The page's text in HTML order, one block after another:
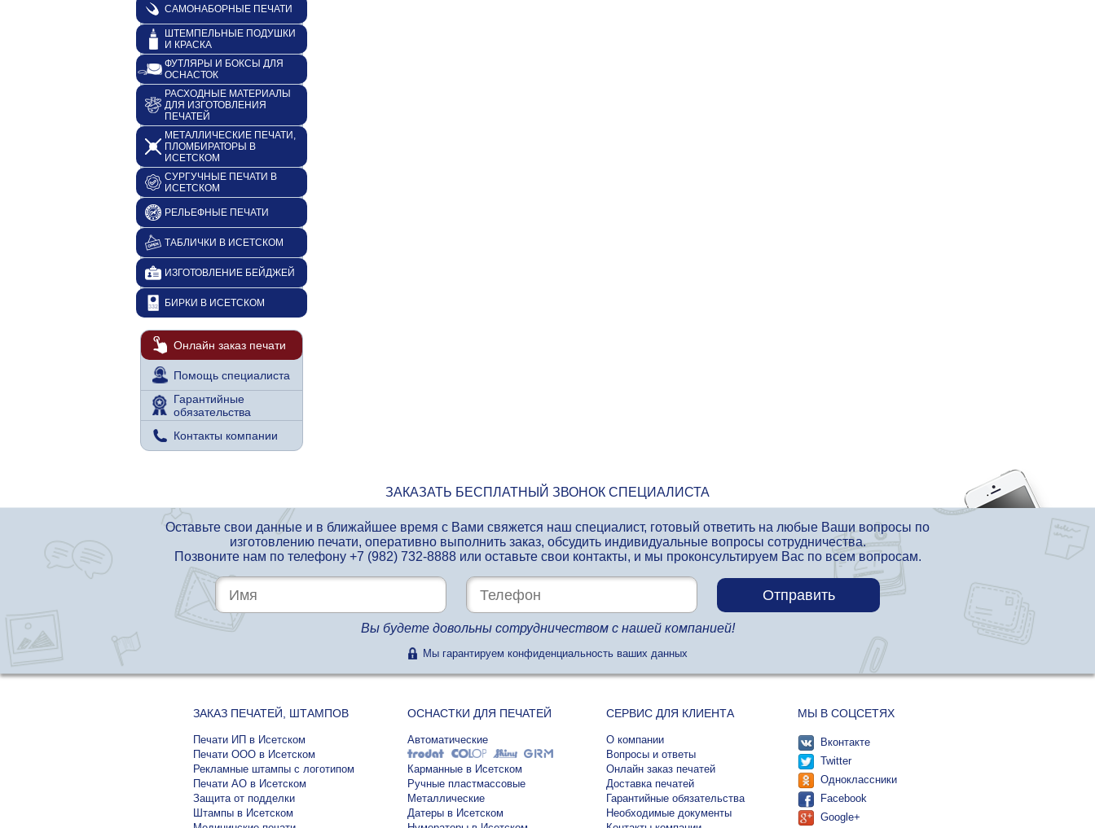
САМОНАБОРНЫЕ ПЕЧАТИ
ШТЕМПЕЛЬНЫЕ ПОДУШКИ
И КРАСКА
ФУТЛЯРЫ И БОКСЫ ДЛЯ
ОСНАСТОК
РАСХОДНЫЕ МАТЕРИАЛЫ
ДЛЯ ИЗГОТОВЛЕНИЯ
ПЕЧАТЕЙ
МЕТАЛЛИЧЕСКИЕ ПЕЧАТИ,
ПЛОМБИРАТОРЫ В
ИСЕТСКОМ
СУРГУЧНЫЕ ПЕЧАТИ В
ИСЕТСКОМ
РЕЛЬЕФНЫЕ ПЕЧАТИ
ТАБЛИЧКИ В ИСЕТСКОМ
ИЗГОТОВЛЕНИЕ БЕЙДЖЕЙ
БИРКИ В ИСЕТСКОМ
Онлайн заказ печати
Помощь специалиста
Гарантийные
обязательства
Контакты компании
ЗАКАЗАТЬ БЕСПЛАТНЫЙ ЗВОНОК СПЕЦИАЛИСТА
Оставьте свои данные и в ближайшее время с Вами свяжется наш специалист, готовый ответить на любые Ваши вопросы по
изготовлению печати, оперативно выполнить заказ, обсудить индивидуальные вопросы сотрудничества.
Позвоните нам по телефону +7 (982) 732-8888или оставьте свои контакты, и мы проконсультируем Вас по всем вопросам.
Вы будете довольны сотрудничеством с нашей компанией!
Мы гарантируем конфиденциальность ваших данных
ЗАКАЗ ПЕЧАТЕЙ, ШТАМПОВ
Печати ИП в Исетском
Печати ООО в Исетском
Рекламные штампы с логотипом
Печати АО в Исетском
Защита от подделки
Штампы в Исетском
ОСНАСТКИ ДЛЯ ПЕЧАТЕЙ
Автоматические
Карманные в Исетском
Ручные пластмассовые
Металлические
Датеры в Исетском
СЕРВИС ДЛЯ КЛИЕНТА
О компании
Вопросы и ответы
Онлайн заказ печатей
Доставка печатей
Гарантийные обязательства
Необходимые документы
МЫ В СОЦСЕТЯХ
Вконтакте
Twitter
Одноклассники
Facebook
Google+